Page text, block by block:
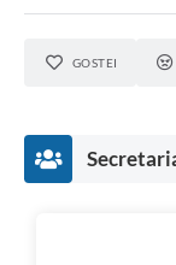
GOSTEI